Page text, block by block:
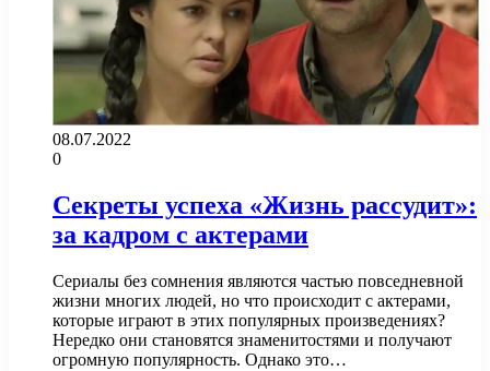
08.07.2022
0
Секреты успеха «Жизнь рассудит»:
за кадром с актерами
Сериалы без сомнения являются частью повседневной
жизни многих людей, но что происходит с актерами,
которые играют в этих популярных произведениях?
Нередко они становятся знаменитостями и получают
огромную популярность. Однако это…